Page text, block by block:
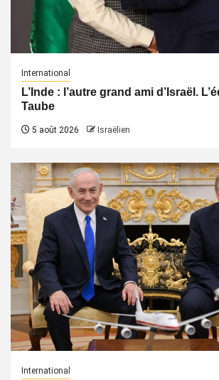
International
L’Inde : l’autre grand ami d’Israël.
Taube
5 août 2026 Israëlien
International